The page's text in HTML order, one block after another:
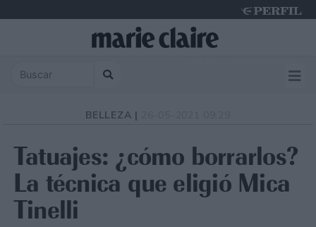
BELLEZA |
Tatuajes: ¿cómo borrarlos?
La técnica que eligió Mica
Tinelli